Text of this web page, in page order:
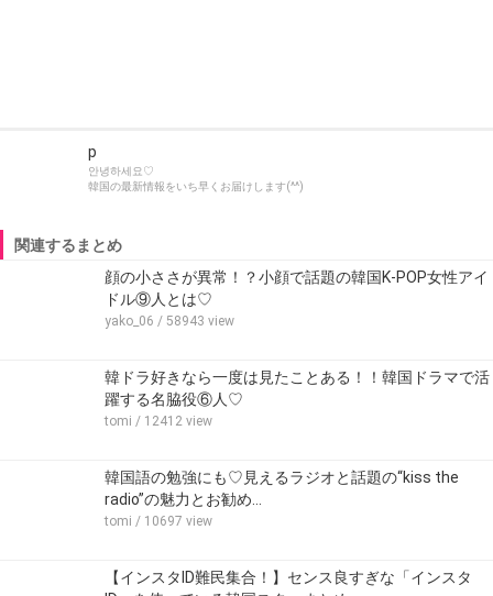
p
안녕하세요♡
韓国の最新情報をいち早くお届けします(^^)
関連するまとめ
顔の小ささが異常！？小顔で話題の韓国K-POP女性アイ
ドル⑨人とは♡
yako_06 / 58943 view
韓ドラ好きなら一度は見たことある！！韓国ドラマで活
躍する名脇役⑥人♡
tomi / 12412 view
韓国語の勉強にも♡見えるラジオと話題の“kiss the
radio”の魅力とお勧め…
tomi / 10697 view
【インスタID難民集合！】センス良すぎな「インスタ